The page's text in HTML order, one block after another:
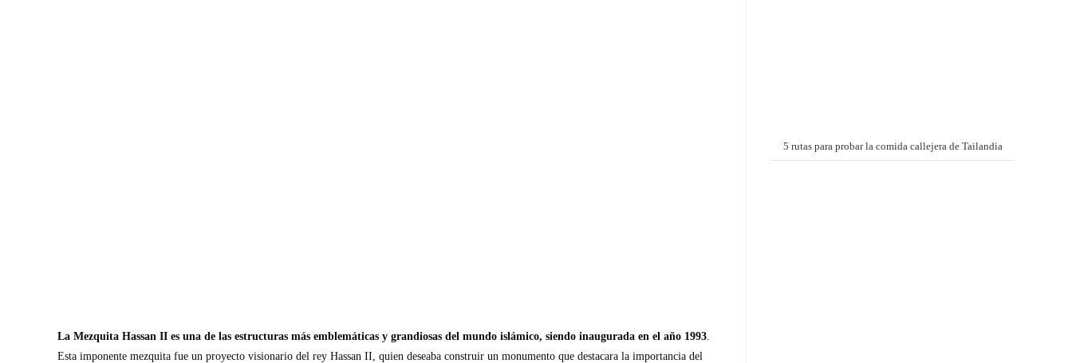
La Mezquita Hassan II es una de las estructuras más emblemáticas y grandiosas del mundo islámico, siendo inaugurada en el año 1993.
Esta imponente mezquita fue un proyecto visionario del rey Hassan II, quien deseaba construir un monumento que destacara la importancia del
5 rutas para probar la comida callejera de Tailandia